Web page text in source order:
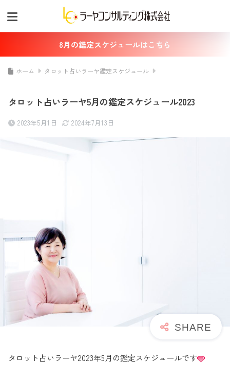
8月の鑑定スケジュールはこちら
ホーム タロット占いラーヤ鑑定スケジュール
タロット占いラーヤ5月の鑑定スケジュール2023
2023年5月1日 2024年7月13日
タロット占いラーヤ2023年5月の鑑定スケジュールです